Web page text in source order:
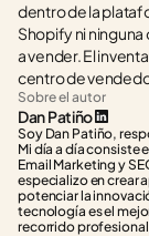
dentro de la
Shopify ni
a vender. El
centro de
Sobre el autor
Dan Patiño
Soy Dan Patiño,
Mi día a día consiste
Email Marketing y
especializo en crear
potenciar la
tecnología es el
recorrido